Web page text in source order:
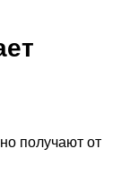
получают от